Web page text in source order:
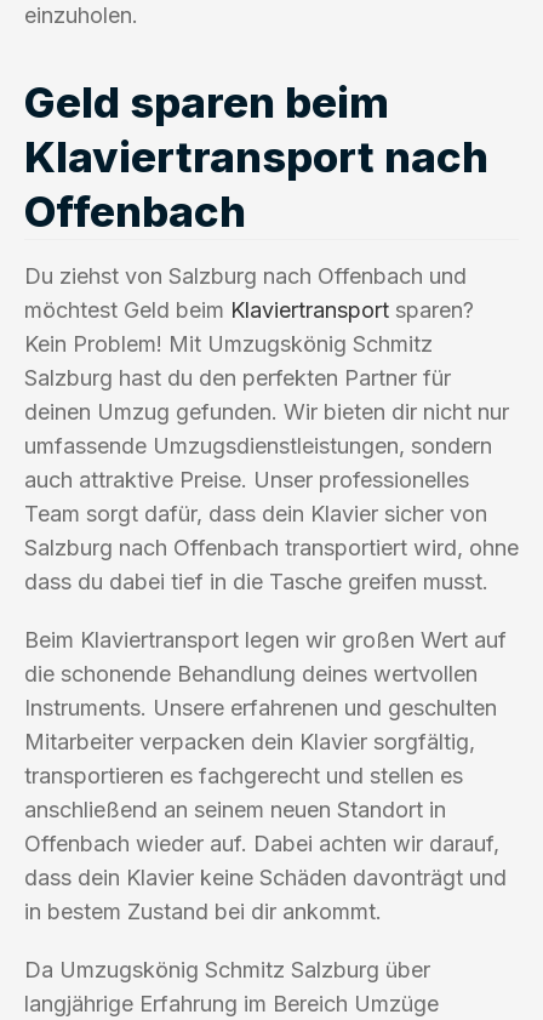
einzuholen.
Geld sparen beim
Klaviertransport nach
Offenbach
Du ziehst von Salzburg nach Offenbach und
möchtest Geld beim Klaviertransport sparen?
Kein Problem! Mit Umzugskönig Schmitz
Salzburg hast du den perfekten Partner für
deinen Umzug gefunden. Wir bieten dir nicht nur
umfassende Umzugsdienstleistungen, sondern
auch attraktive Preise. Unser professionelles
Team sorgt dafür, dass dein Klavier sicher von
Salzburg nach Offenbach transportiert wird, ohne
dass du dabei tief in die Tasche greifen musst.
Beim Klaviertransport legen wir großen Wert auf
die schonende Behandlung deines wertvollen
Instruments. Unsere erfahrenen und geschulten
Mitarbeiter verpacken dein Klavier sorgfältig,
transportieren es fachgerecht und stellen es
anschließend an seinem neuen Standort in
Offenbach wieder auf. Dabei achten wir darauf,
dass dein Klavier keine Schäden davonträgt und
in bestem Zustand bei dir ankommt.
Da Umzugskönig Schmitz Salzburg über
langjährige Erfahrung im Bereich Umzüge